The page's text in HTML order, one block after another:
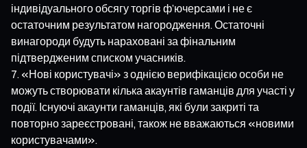
індивідуального обсягу торгів ф’ючерсами і не є
остаточним результатом нагородження. Остаточні
винагороди будуть нараховані за фінальним
підтвердженим списком учасників.
«Нові користувачі» з однією верифікацією особи не
можуть створювати кілька акаунтів гаманців для участі у
події. Існуючі акаунти гаманців, які були закриті та
повторно зареєстровані, також не вважаються «новими
користувачами».